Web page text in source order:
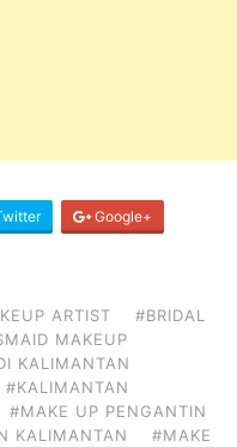
Google+
ARTIST
#BRIDAL
MAKEUP
KALIMANTAN
#KALIMANTAN
#MAKE UP PENGANTIN
KALIMANTAN
#MAKE